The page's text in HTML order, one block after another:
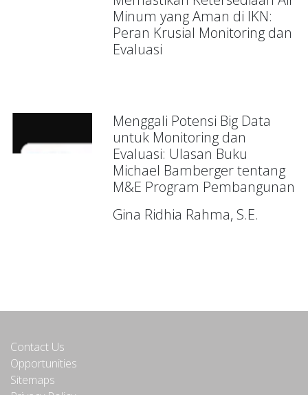
Minum yang Aman di IKN:
Peran Krusial Monitoring dan
Evaluasi
Menggali Potensi Big Data
untuk Monitoring dan
Evaluasi: Ulasan Buku
Michael Bamberger tentang
M&E Program Pembangunan
Gina Ridhia Rahma, S.E.
Contact Us
Opportunities
Sitemaps